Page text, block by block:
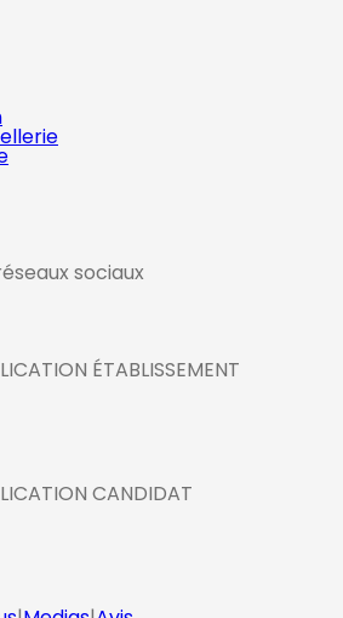
sociaux
ÉTABLISSEMENT
CANDIDAT